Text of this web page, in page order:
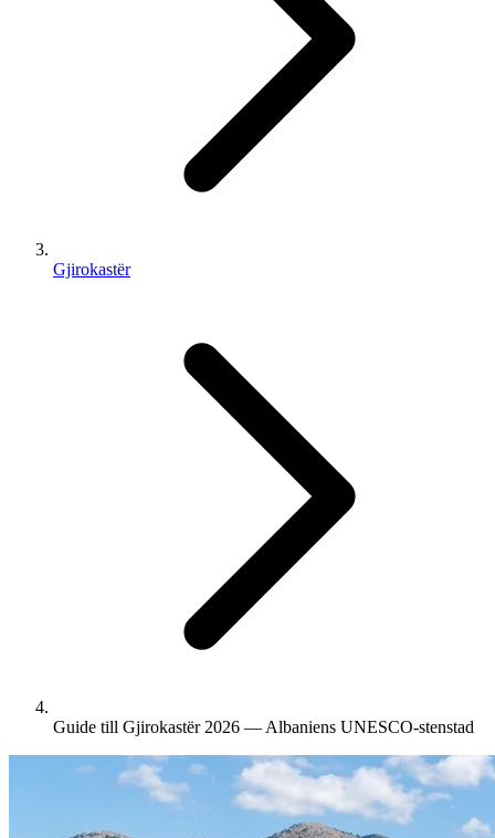
Gjirokastër
Guide till Gjirokastër 2026 — Albaniens UNESCO-stenstad